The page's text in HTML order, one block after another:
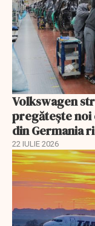
Volkswagen
pregătește
din Germania
22 IULIE 2026